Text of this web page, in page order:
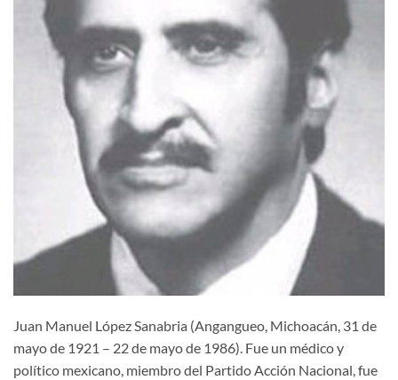
Juan Manuel López Sanabria (Angangueo, Michoacán, 31 de
mayo de 1921 – 22 de mayo de 1986). Fue un médico y
político mexicano, miembro del Partido Acción Nacional, fue